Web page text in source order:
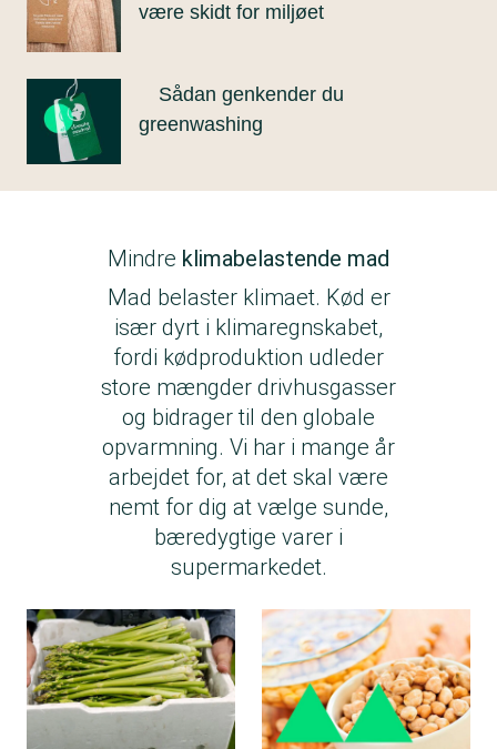
være skidt for miljøet
Sådan genkender du
greenwashing
Mindre klimabelastende mad
Mad belaster klimaet. Kød er
især dyrt i klimaregnskabet,
fordi kødproduktion udleder
store mængder drivhusgasser
og bidrager til den globale
opvarmning. Vi har i mange år
arbejdet for, at det skal være
nemt for dig at vælge sunde,
bæredygtige varer i
supermarkedet.